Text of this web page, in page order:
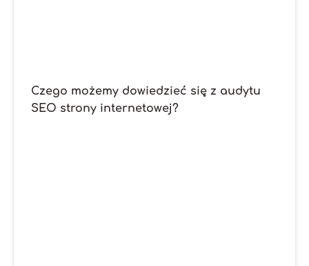
Czego możemy dowiedzieć się z audytu
SEO strony internetowej?